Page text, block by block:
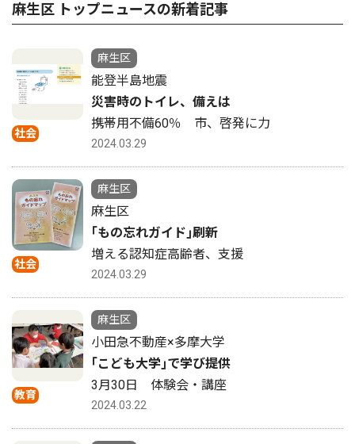
麻生区 トップニュースの新着記事
社会
麻生区
能登半島地震
災害時のトイレ、備えは
携帯用不備60％ 市、啓発に力
2024.03.29
社会
麻生区
麻生区
｢もの忘れガイド｣刷新
増える認知症高齢者、支援
2024.03.29
教育
麻生区
小田急不動産×多摩大学
｢こども大学｣で学び提供
3月30日 体験会・講座
2024.03.22